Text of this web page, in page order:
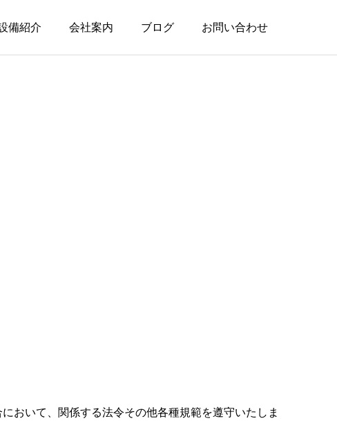
備紹介 会社案内 ブログ お問い合わせ
おいて、関係する法令その他各種規範を遵守いたしま